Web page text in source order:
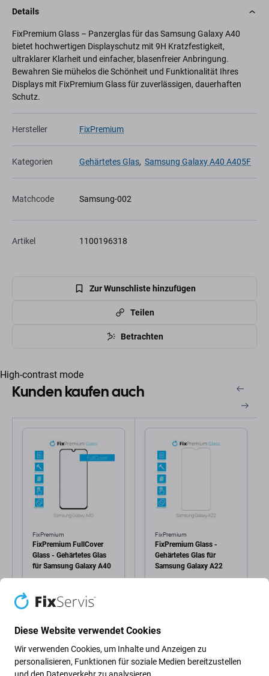
Details
FixPremium Glass – Panzerglas für das Samsung Galaxy A40
bietet hochwertigen Displayschutz mit 9H Kratzfestigkeit,
ultraklarer Klarheit und einfacher, blasenfreier Anbringung.
Bewahren Sie mühelos die Schönheit und Funktionalität Ihres
Displays mit FixPremium Glass für zuverlässigen, dauerhaften
Schutz.
Hersteller FixPremium
Kategorien Gehärtetes Glas, Samsung Galaxy A40 A405F
Matchcode Samsung-002
Artikel 1100196318
Zur Wunschliste hinzufügen
Teilen
Betrachten
High-contrast mode
Kunden kaufen auch
FixPremium
FixPremium FullCover
Glass - Gehärtetes Glas
für Samsung Galaxy A40
AUF LAGER 1
FixPremium
FixPremium Glass -
Gehärtetes Glas für
Samsung Galaxy A22
Diese Website verwendet Cookies
Wir verwenden Cookies, um Inhalte und Anzeigen zu
personalisieren, Funktionen für soziale Medien bereitzustellen